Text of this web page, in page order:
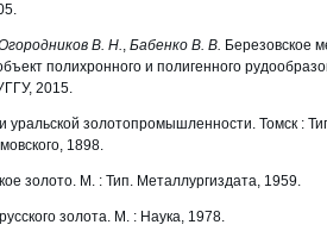
В. Н., Бабенко В. В. Березовское
полихронного и полигенного
2015.
уральской золотопромышленности. Томск :
1898.
золото. М. : Тип. Металлургиздата, 1959.
золота. М. : Наука, 1978.